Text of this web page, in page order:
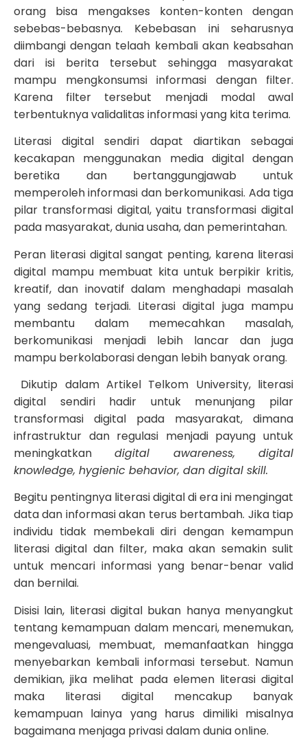
orang bisa mengakses konten-konten dengan
sebebas-bebasnya. Kebebasan ini seharusnya
diimbangi dengan telaah kembali akan keabsahan
dari isi berita tersebut sehingga masyarakat
mampu mengkonsumsi informasi dengan filter.
Karena filter tersebut menjadi modal awal
terbentuknya validalitas informasi yang kita terima.
Literasi digital sendiri dapat diartikan sebagai
kecakapan menggunakan media digital dengan
beretika dan bertanggungjawab untuk
memperoleh informasi dan berkomunikasi. Ada tiga
pilar transformasi digital, yaitu transformasi digital
pada masyarakat, dunia usaha, dan pemerintahan.
Peran literasi digital sangat penting, karena literasi
digital mampu membuat kita untuk berpikir kritis,
kreatif, dan inovatif dalam menghadapi masalah
yang sedang terjadi. Literasi digital juga mampu
membantu dalam memecahkan masalah,
berkomunikasi menjadi lebih lancar dan juga
mampu berkolaborasi dengan lebih banyak orang.
Dikutip dalam Artikel Telkom University, literasi
digital sendiri hadir untuk menunjang pilar
transformasi digital pada masyarakat, dimana
infrastruktur dan regulasi menjadi payung untuk
meningkatkandigital awareness, digital
knowledge, hygienic behavior, dan digital skill.
Begitu pentingnya literasi digital di era ini mengingat
data dan informasi akan terus bertambah. Jika tiap
individu tidak membekali diri dengan kemampun
literasi digital dan filter, maka akan semakin sulit
untuk mencari informasi yang benar-benar valid
dan bernilai.
Disisi lain, literasi digital bukan hanya menyangkut
tentang kemampuan dalam mencari, menemukan,
mengevaluasi, membuat, memanfaatkan hingga
menyebarkan kembali informasi tersebut. Namun
demikian, jika melihat pada elemen literasi digital
maka literasi digital mencakup banyak
kemampuan lainya yang harus dimiliki misalnya
bagaimana menjaga privasi dalam dunia online.